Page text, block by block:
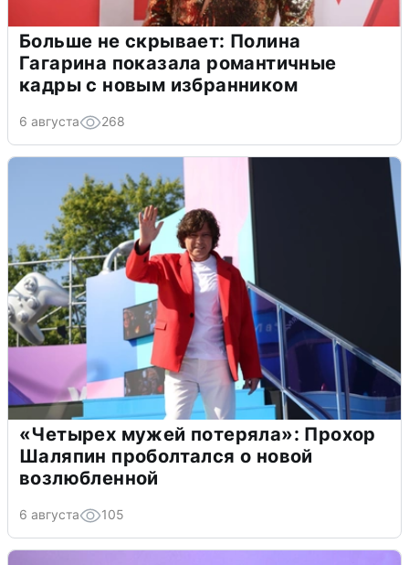
Больше не скрывает: Полина
Гагарина показала романтичные
кадры с новым избранником
6 августа 268
«Четырех мужей потеряла»: Прохор
Шаляпин проболтался о новой
возлюбленной
6 августа 105